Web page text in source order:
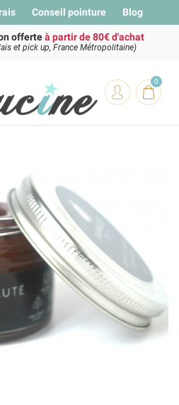
Conseil pointure Blog
offerteà partir de 80€ d'achat
et pick up, France Métropolitaine)
0